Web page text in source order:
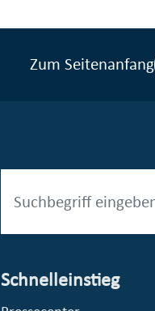
Zum Seitenanfang
Schnelleinstieg
© Stadt Essen, Presse- und Kommunikationsamt